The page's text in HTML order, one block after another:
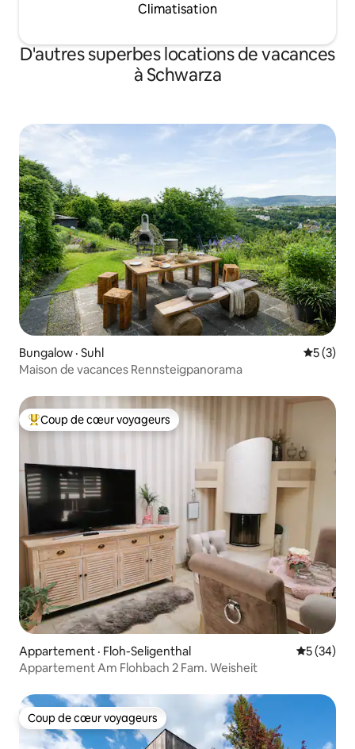
Climatisation
D'autres superbes locations de vacances
à Schwarza
Bungalow · Suhl Note
5 (3)
Maison de vacances Rennsteigpanorama
Coup de cœur voyageurs parmi les plus aimés
Coup de cœur voyageurs
Appartement · Floh-Seligenthal Note
5 (34)
Appartement Am Flohbach 2 Fam. Weisheit
Coup de cœur voyageurs
Coup de cœur voyageurs